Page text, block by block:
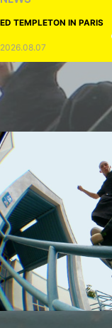
ED TEMPLETON IN PARIS
2026.08.07